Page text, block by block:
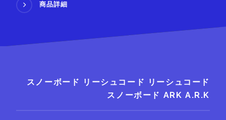
商品詳細
スノーボード リーシュコード リーシュコード
スノーボード ARK A.R.K